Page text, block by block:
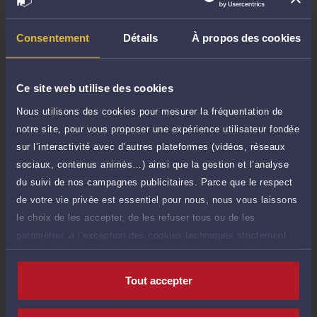
Consentement Détails À propos des cookies
Ce site web utilise des cookies
Nous utilisons des cookies pour mesurer la fréquentation de
notre site, pour vous proposer une expérience utilisateur fondée
sur l’interactivité avec d’autres plateformes (vidéos, réseaux
sociaux, contenus animés…) ainsi que la gestion et l’analyse
du suivi de nos campagnes publicitaires. Parce que le respect
de votre vie privée est essentiel pour nous, nous vous laissons
le choix de les accepter, de les refuser tous ou de les
paramétrer, à l’exception des cookies techniques strictement
nécessaires au fonctionnement du site.
Tout accepter
Poser une question
Etude de votre dossier + possibilité
d'ajout d'une pièce jointe
Consulter par écrit
Voir sa Grille indicative des Honoraires
Payer des honoraires ou une facture
Vous souhaitez payer une facture ou des
honoraires à l’avocat par Carte Bancaire.
Payer